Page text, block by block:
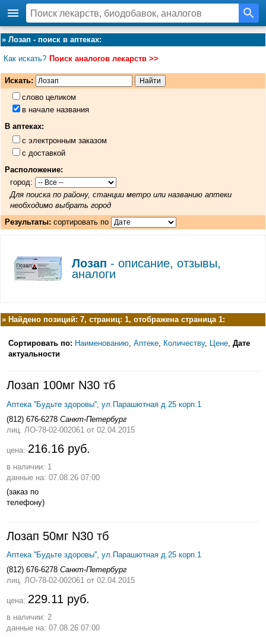
» Лозап - поиск в аптеках:
Как искать? Поиск аналогов лекарств >>
Искать:
слово целиком
в начале названия
В аптеках:
с электронным заказом
с доставкой
Расположение:
город:
Для поиска по району, станции метро или названию аптеки
необходимо выбрать город
Результаты: сортировать по
Лозап - описание, отзывы,
аналоги
» Найдено позиций: 7, страниц: 1, отображена страница 1:
Сортировать по: Наименованию Аптеке Количеству, Цене Дате
актуальности
Лозап 100мг N30 тб
Аптека ''Будьте здоровы'', ул.Парашютная д.25 корп.1
(812) 676-6278 Санкт-Петербург
лиц. ЛО-78-02-002061 от 02.04.2015
цена: 216.16 руб.
в наличии: 1
данные на: 07.08.26 07:00
(заказ по
телефону)
Лозап 50мг N30 тб
Аптека ''Будьте здоровы'', ул.Парашютная д.25 корп.1
(812) 676-6278 Санкт-Петербург
лиц. ЛО-78-02-002061 от 02.04.2015
цена: 229.11 руб.
в наличии: 2
данные на: 07.08.26 07:00